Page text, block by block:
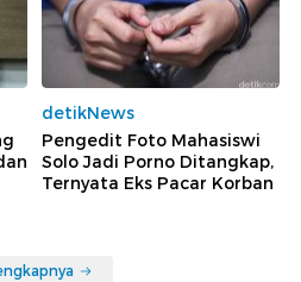
detikNews
Pengedit Foto Mahasiswi
Solo Jadi Porno Ditangkap,
Ternyata Eks Pacar Korban